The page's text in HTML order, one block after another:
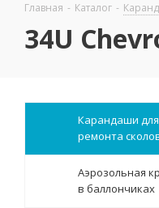
Главная - Каталог -
34U
Карандаши для
ремонта
Аэрозольная
в баллончиках